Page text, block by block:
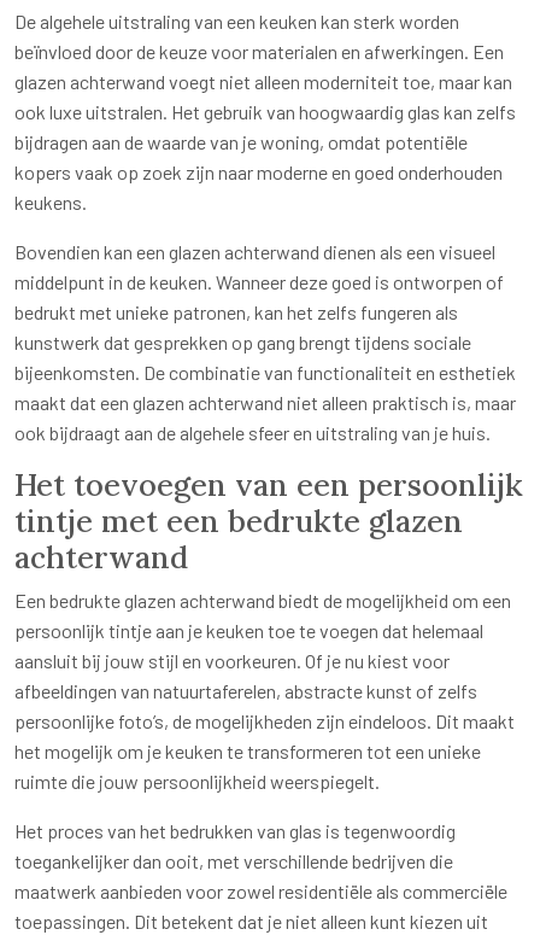
De algehele uitstraling van een keuken kan sterk worden
beïnvloed door de keuze voor materialen en afwerkingen. Een
glazen achterwand voegt niet alleen moderniteit toe, maar kan
ook luxe uitstralen. Het gebruik van hoogwaardig glas kan zelfs
bijdragen aan de waarde van je woning, omdat potentiële
kopers vaak op zoek zijn naar moderne en goed onderhouden
keukens.
Bovendien kan een glazen achterwand dienen als een visueel
middelpunt in de keuken. Wanneer deze goed is ontworpen of
bedrukt met unieke patronen, kan het zelfs fungeren als
kunstwerk dat gesprekken op gang brengt tijdens sociale
bijeenkomsten. De combinatie van functionaliteit en esthetiek
maakt dat een glazen achterwand niet alleen praktisch is, maar
ook bijdraagt aan de algehele sfeer en uitstraling van je huis.
Het toevoegen van een persoonlijk
tintje met een bedrukte glazen
achterwand
Een bedrukte glazen achterwand biedt de mogelijkheid om een
persoonlijk tintje aan je keuken toe te voegen dat helemaal
aansluit bij jouw stijl en voorkeuren. Of je nu kiest voor
afbeeldingen van natuurtaferelen, abstracte kunst of zelfs
persoonlijke foto’s, de mogelijkheden zijn eindeloos. Dit maakt
het mogelijk om je keuken te transformeren tot een unieke
ruimte die jouw persoonlijkheid weerspiegelt.
Het proces van het bedrukken van glas is tegenwoordig
toegankelijker dan ooit, met verschillende bedrijven die
maatwerk aanbieden voor zowel residentiële als commerciële
toepassingen. Dit betekent dat je niet alleen kunt kiezen uit